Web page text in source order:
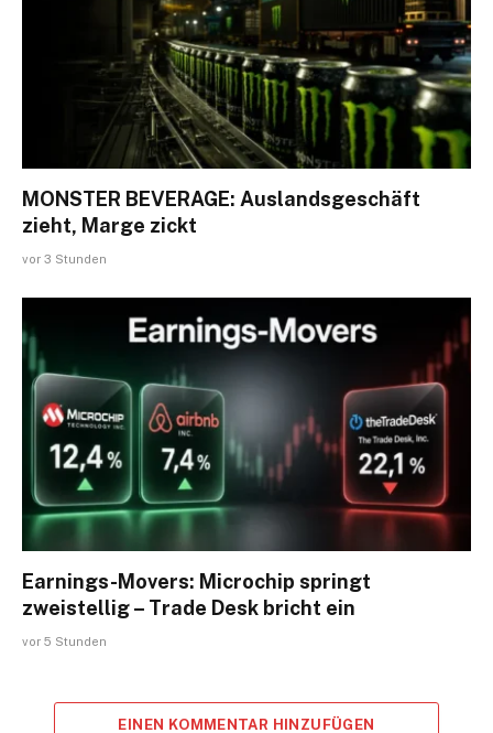
MONSTER BEVERAGE: Auslandsgeschäft
zieht, Marge zickt
vor 3 Stunden
Earnings-Movers: Microchip springt
zweistellig – Trade Desk bricht ein
vor 5 Stunden
EINEN KOMMENTAR HINZUFÜGEN